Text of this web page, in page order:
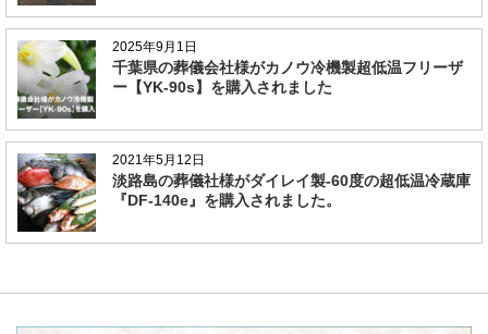
2025年9月1日
千葉県の葬儀会社様がカノウ冷機製超低温フリーザ
ー【YK-90s】を購入されました
2021年5月12日
淡路島の葬儀社様がダイレイ製-60度の超低温冷蔵庫
『DF-140e』を購入されました。